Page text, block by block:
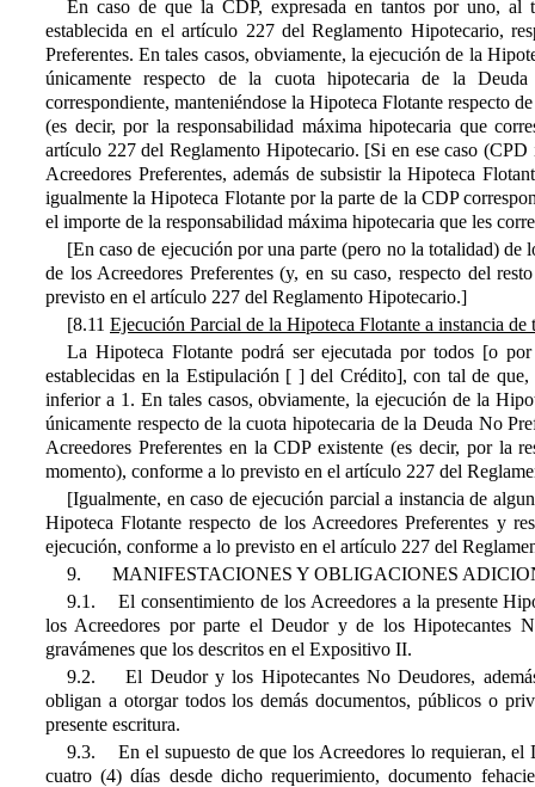
En caso de que la CDP, expresada en tantos por uno,
establecida en el artículo 227 del Reglamento Hipotecario,
Preferentes. En tales casos, obviamente, la ejecución de la
únicamente respecto de la cuota hipotecaria de la
correspondiente, manteniéndose la Hipoteca Flotante respecto
(es decir, por la responsabilidad máxima hipotecaria que
artículo 227 del Reglamento Hipotecario. [Si en ese caso
Acreedores Preferentes, además de subsistir la Hipoteca
igualmente la Hipoteca Flotante por la parte de la CDP
el importe de la responsabilidad máxima hipotecaria que les
[En caso de ejecución por una parte (pero no la totalidad) de
de los Acreedores Preferentes (y, en su caso, respecto del
previsto en el artículo 227 del Reglamento Hipotecario.]
[8.11 Ejecución Parcial de la Hipoteca Flotante a instancia de
La Hipoteca Flotante podrá ser ejecutada por todos [o
establecidas en la Estipulación [ ] del Crédito], con tal de
inferior a 1. En tales casos, obviamente, la ejecución de la
únicamente respecto de la cuota hipotecaria de la Deuda No
Acreedores Preferentes en la CDP existente (es decir, por la
momento), conforme a lo previsto en el artículo 227 del
[Igualmente, en caso de ejecución parcial a instancia de
Hipoteca Flotante respecto de los Acreedores Preferentes y
ejecución, conforme a lo previsto en el artículo 227 del
9.
MANIFESTACIONES Y OBLIGACIONES
9.1. El consentimiento de los Acreedores a la presente
los Acreedores por parte el Deudor y de los Hipotecantes
gravámenes que los descritos en el Expositivo II.
9.2. El Deudor y los Hipotecantes No Deudores, además
obligan a otorgar todos los demás documentos, públicos o
presente escritura.
9.3. En el supuesto de que los Acreedores lo requieran, el
cuatro (4) días desde dicho requerimiento, documento